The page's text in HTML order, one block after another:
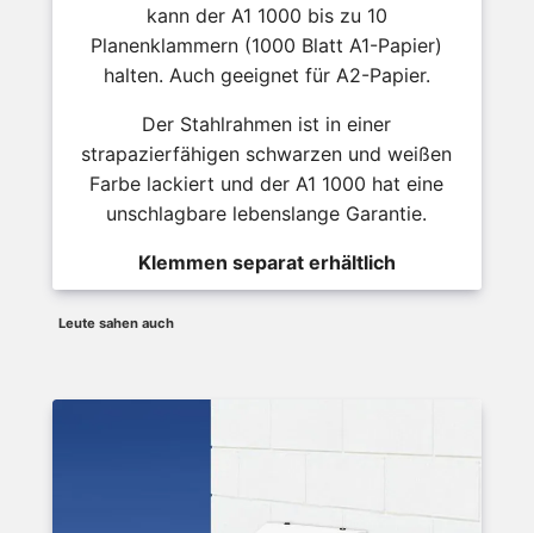
kann der A1 1000 bis zu 10
Planenklammern (1000 Blatt A1-Papier)
halten. Auch geeignet für A2-Papier.
Der Stahlrahmen ist in einer
strapazierfähigen schwarzen und weißen
Farbe lackiert und der A1 1000 hat eine
unschlagbare lebenslange Garantie.
Klemmen separat erhältlich
Leute sahen auch